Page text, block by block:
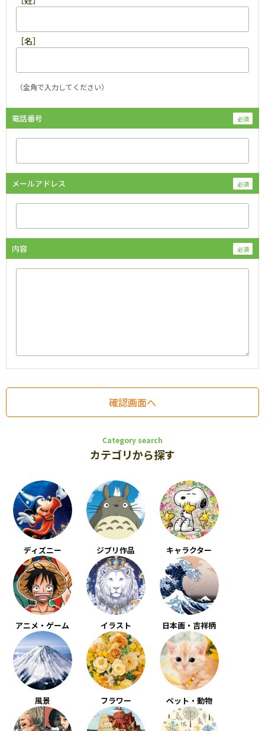
［名］
（全角で入力してください）
電話番号
メールアドレス
内容
Category search
カテゴリから探す
ディズニー ジブリ作品 キャラクター
アニメ・ゲーム イラスト 日本画・吉祥柄
風景 フラワー ペット・動物